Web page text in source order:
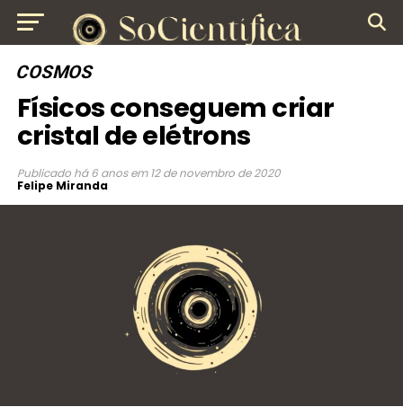
COSMOS
Físicos conseguem criar
cristal de elétrons
Publicado há 6 anos em 12 de novembro de 2020
Felipe Miranda